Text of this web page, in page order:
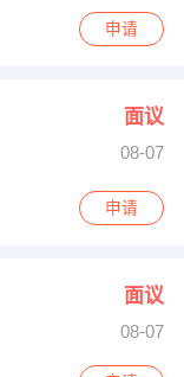
层1310号
申请
面议
08-07
12楼
申请
面议
08-07